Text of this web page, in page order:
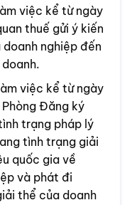
việc kể từ ngày
thuế gửi ý kiến
nghiệp đến
việc kể từ ngày
Đăng ký
trạng pháp lý
tình trạng giải
quốc gia về
và phát đi
thể của doanh